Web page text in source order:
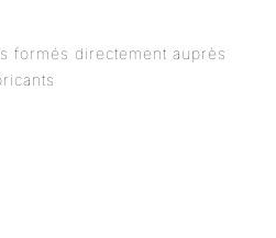
formés directement auprès